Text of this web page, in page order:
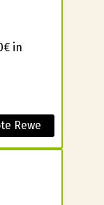
in
Rewe